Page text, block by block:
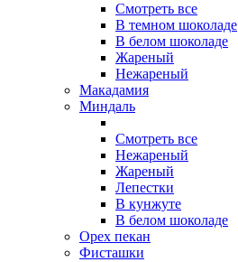
Смотреть все
В темном шоколаде
В белом шоколаде
Жареный
Нежареный
Макадамия
Миндаль
Смотреть все
Нежареный
Жареный
Лепестки
В кунжуте
В белом шоколаде
Орех пекан
Фисташки